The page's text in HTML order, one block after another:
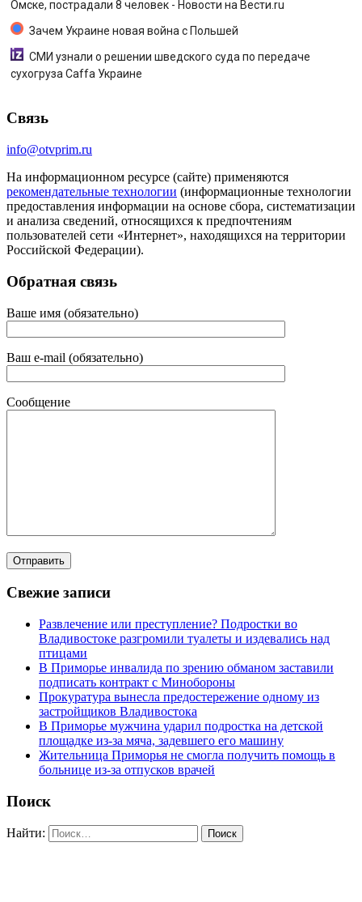
Омске, пострадали 8 человек - Новости на Вести.ru
Зачем Украине новая война с Польшей
СМИ узнали о решении шведского суда по передаче
сухогруза Caffa Украине
Связь
info@otvprim.ru
На информационном ресурсе (сайте) применяются
рекомендательные технологии (информационные технологии
предоставления информации на основе сбора, систематизации
и анализа сведений, относящихся к предпочтениям
пользователей сети «Интернет», находящихся на территории
Российской Федерации).
Обратная связь
Ваше имя (обязательно)
Ваш e-mail (обязательно)
Сообщение
Свежие записи
Развлечение или преступление? Подростки во
Владивостоке разгромили туалеты и издевались над
птицами
В Приморье инвалида по зрению обманом заставили
подписать контракт с Минобороны
Прокуратура вынесла предостережение одному из
застройщиков Владивостока
В Приморье мужчина ударил подростка на детской
площадке из-за мяча, задевшего его машину
Жительница Приморья не смогла получить помощь в
больнице из-за отпусков врачей
Поиск
Найти: